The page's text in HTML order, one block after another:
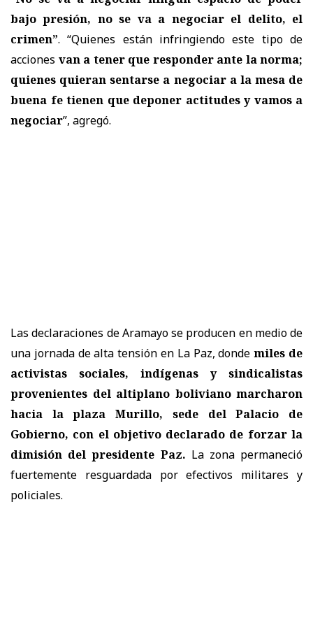
bajo presión, no se va a negociar el delito, el
crimen”. “Quienes están infringiendo este tipo de
acciones van a tener que responder ante la norma;
quienes quieran sentarse a negociar a la mesa de
buena fe tienen que deponer actitudes y vamos a
negociar”, agregó.
Las declaraciones de Aramayo se producen en medio de
una jornada de alta tensión en La Paz, dondemiles de
activistas sociales, indígenas y sindicalistas
provenientes del altiplano boliviano marcharon
hacia la plaza Murillo, sede del Palacio de
Gobierno, con el objetivo declarado de forzar la
dimisión del presidente Paz. La zona permaneció
fuertemente resguardada por efectivos militares y
policiales.